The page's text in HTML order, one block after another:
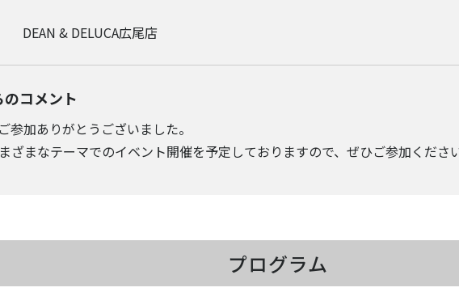
DEAN & DELUCA広尾店
コメント
参加ありがとうございました。
ざまなテーマでのイベント開催を予定しておりますので、ぜひご参加くださ
プログラム